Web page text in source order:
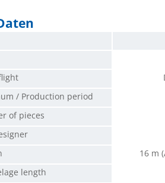
/ Production period
of pieces
16 m
length